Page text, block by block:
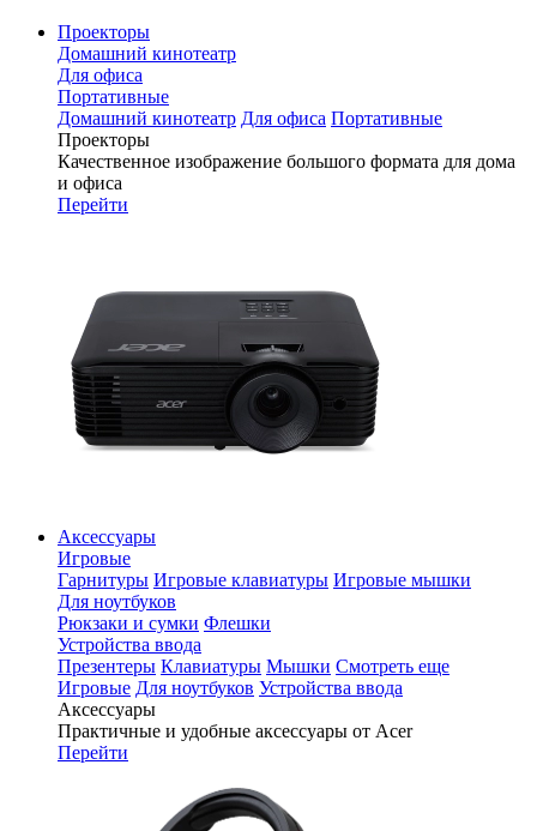
Проекторы
Домашний кинотеатр
Для офиса
Портативные
Домашний кинотеатр Для офиса Портативные
Проекторы
Качественное изображение большого формата для дома
и офиса
Перейти
Аксессуары
Игровые
Гарнитуры Игровые клавиатуры Игровые мышки
Для ноутбуков
Рюкзаки и сумки Флешки
Устройства ввода
Презентеры Клавиатуры Мышки Смотреть еще
Игровые Для ноутбуков Устройства ввода
Аксессуары
Практичные и удобные аксессуары от Acer
Перейти